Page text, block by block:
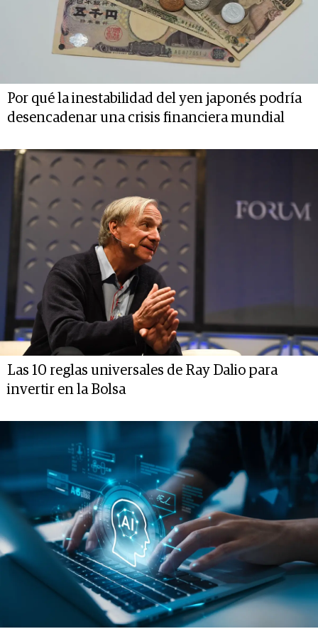
Por qué la inestabilidad del yen japonés podría
desencadenar una crisis financiera mundial
Las 10 reglas universales de Ray Dalio para
invertir en la Bolsa